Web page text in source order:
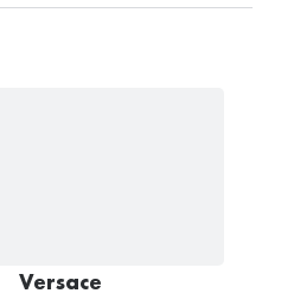
Versace